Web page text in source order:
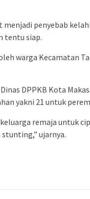
menjadi penyebab
tentu siap.
warga Kecamatan
DPPKB Kota
yakni 21 untuk
remaja untuk
ujarnya.